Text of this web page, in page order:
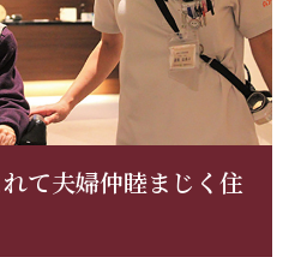
て夫婦仲睦まじく住